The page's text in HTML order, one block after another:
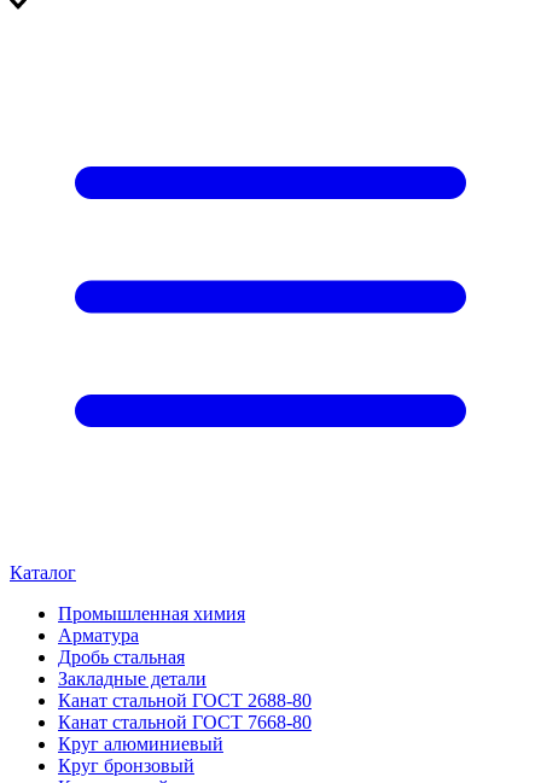
Каталог
Промышленная химия
Арматура
Дробь стальная
Закладные детали
Канат стальной ГОСТ 2688-80
Канат стальной ГОСТ 7668-80
Круг алюминиевый
Круг бронзовый